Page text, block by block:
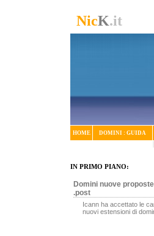
NicK.it
HOME DOMINI : GUIDA
IN PRIMO PIANO:
Domini nuove
.post
Icann ha accettato le
nuovi estensioni di